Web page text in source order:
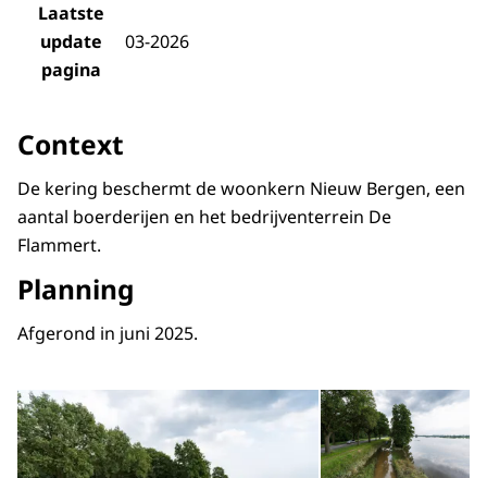
Laatste
update
pagina
03-2026
Context
De kering beschermt de woonkern Nieuw Bergen, een
aantal boerderijen en het bedrijventerrein De
Flammert.
Planning
Afgerond in juni 2025.
Open de galerij in vergrote